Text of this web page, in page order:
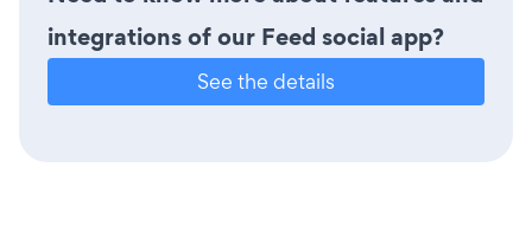
integrations of our Feed social app?
See the details